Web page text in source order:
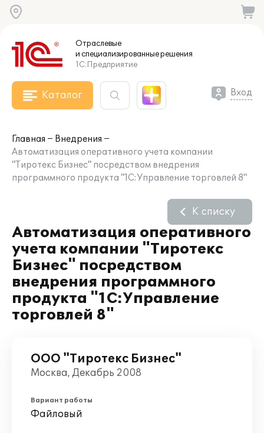
Отраслевые
и специализированныерешения
1С:Предприятие
Каталог Вход
Главная
Внедрения
Автоматизация оперативного учета компании
"Тиротекс Бизнес" посредством внедрения
программного продукта "1С:Управление торговлей 8"
Автоматизация оперативного
учета компании "Тиротекс
Бизнес" посредством
внедрения программного
продукта "1С:Управление
торговлей 8"
К списку
ООО "Тиротекс Бизнес"
Москва, Декабрь 2008
Вариант работы
Файловый